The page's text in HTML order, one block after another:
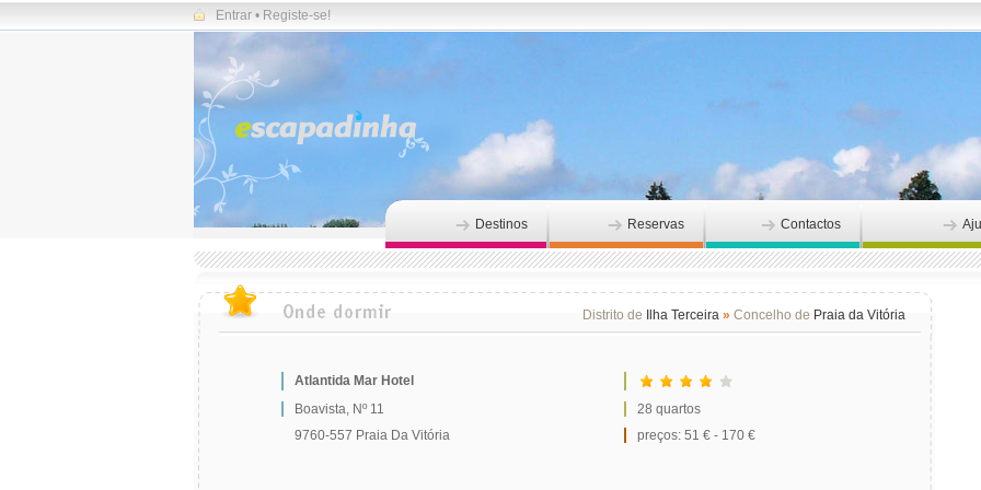
Entrar • Registe-se!
Destinos Reservas Contactos
Distrito de Ilha Terceira » Concelho de Praia da Vitória
Atlantida Mar Hotel
Boavista, Nº 11
28 quartos
9760-557 Praia Da Vitória
preços: 51 € - 170 €